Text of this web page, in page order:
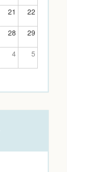
21 22
28 29
4 5